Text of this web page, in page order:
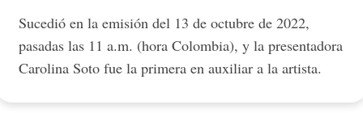
Sucedió en la emisión del 13 de octubre de 2022,
pasadas las 11 a.m. (hora Colombia), y la presentadora
Carolina Soto fue la primera en auxiliar a la artista.